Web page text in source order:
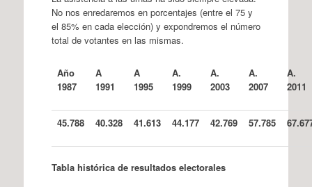
No nos enredaremos en porcentajes (entre el 75 y
el 85% en cada elección) y expondremos el número
total de votantes en las mismas.
Año
1987
A
1991
A
1995
A.
1999
A.
2003
A.
2007
A.
2011
45.788 40.328 41.613 44.177 42.769 57.785 67.67
Tabla histórica de resultados electorales